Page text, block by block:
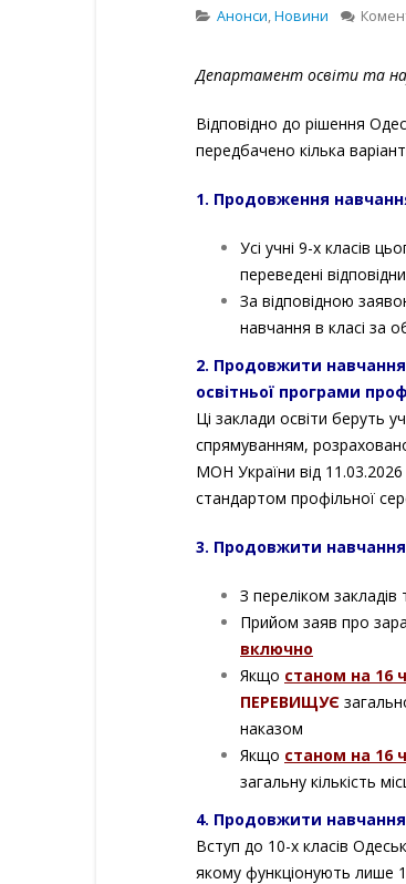
Анонси,Новини
Департамент освіти та
Відповідно до рішення
передбачено кілька
1. Продовження
Усі учні 9-х класів
переведені
За відповідною
навчання в класі за
2. Продовжити навчання
освітньої програми
Ці заклади освіти беруть
спрямуванням,
МОН України від
стандартом профільної
3. Продовжити навчання
З переліком
Прийом заяв про
включно
Якщо станом на 16
ПЕРЕВИЩУЄ
наказом
Якщо станом на 16
загальну кількість
4. Продовжити навчання
Вступ до 10-х класів
якому функціонують лише